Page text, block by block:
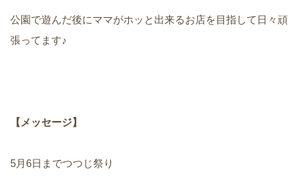
公園で遊んだ後にママがホッと出来るお店を目指して日々頑
張ってます♪
【メッセージ】
5月6日までつつじ祭り